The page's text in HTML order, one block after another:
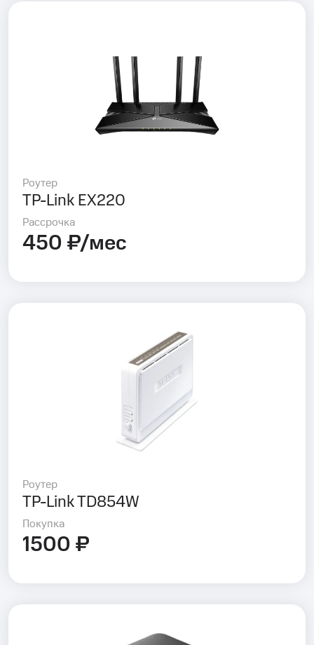
Роутер
TP-Link EX220
Рассрочка
450 ₽/мес
Роутер
TP-Link TD854W
Покупка
1500 ₽